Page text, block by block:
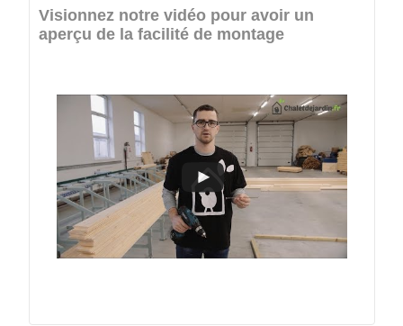
Visionnez notre vidéo pour avoir un
aperçu de la facilité de montage